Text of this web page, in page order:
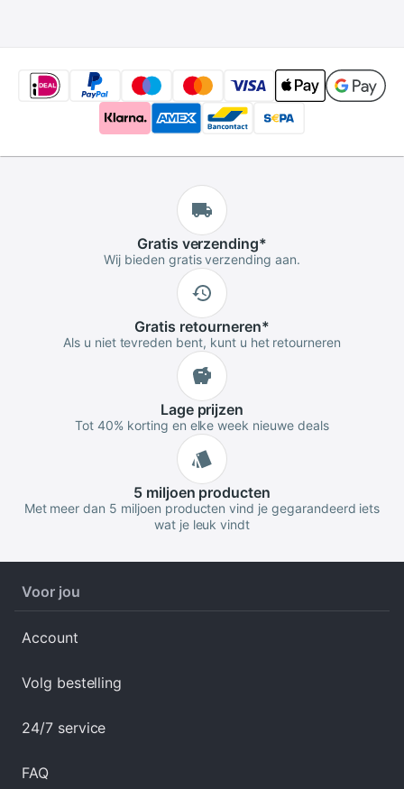
Gratis verzending*
Wij bieden gratis verzending aan.
Gratis retourneren*
Als u niet tevreden bent, kunt u het retourneren
Lageprijzen
Tot 40% korting en elke week nieuwe deals
5 miljoen producten
Met meer dan 5 miljoen producten vind je gegarandeerd iets
wat je leuk vindt
Voor jou
Account
Volg bestelling
24/7 service
FAQ